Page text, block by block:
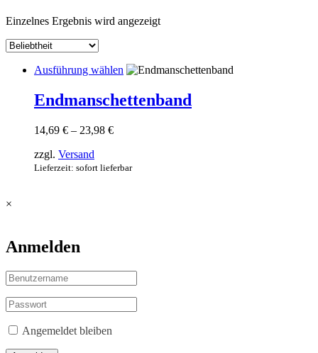
Einzelnes Ergebnis wird angezeigt
Ausführung wählen Dieses
weist
mehrere
können
Endmanschettenband
14,69 € – 23,98 €Preisspanne:
23,98 €
zzgl. Versand
Lieferzeit: sofort lieferbar
×
Anmelden
Angemeldet bleiben